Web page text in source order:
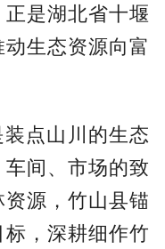
是湖北省十堰
生态资源向富
点山川的生态
间、市场的致
源，竹山县锚
，深耕细作竹